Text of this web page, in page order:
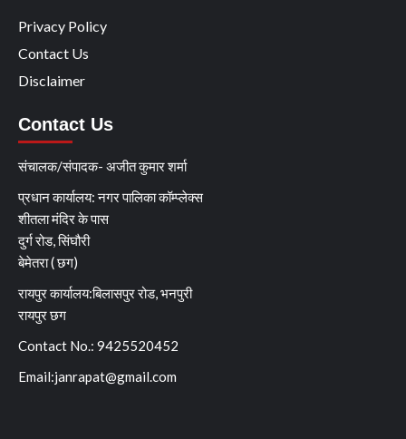
Privacy Policy
Contact Us
Disclaimer
Contact Us
संचालक/संपादक- अजीत कुमार शर्मा
प्रधान कार्यालय: नगर पालिका कॉम्प्लेक्स
शीतला मंदिर के पास
दुर्ग रोड, सिंघौरी
बेमेतरा ( छग)
रायपुर कार्यालय:बिलासपुर रोड, भनपुरी
रायपुर छग
Contact No.: 9425520452
Email:janrapat@gmail.com